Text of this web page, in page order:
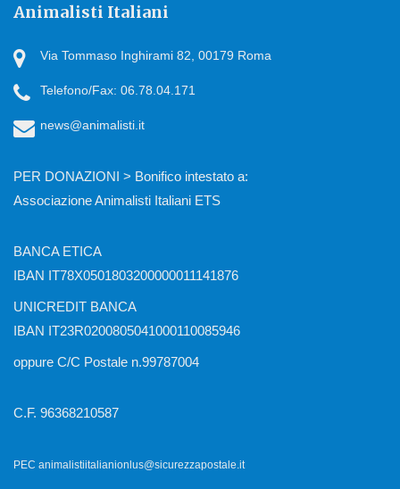
Animalisti Italiani
Via Tommaso Inghirami 82, 00179 Roma
Telefono/Fax: 06.78.04.171
news@animalisti.it
PER DONAZIONI > Bonifico intestato a:
Associazione Animalisti Italiani ETS
BANCA ETICA
IBAN IT78X0501803200000011141876
UNICREDIT BANCA
IBAN IT23R0200805041000110085946
oppure C/C Postale n.99787004
C.F. 96368210587
PEC animalistiitalianionlus@sicurezzapostale.it